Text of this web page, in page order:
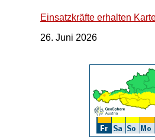
Einsatzkräfte erhalten
26. Juni 2026